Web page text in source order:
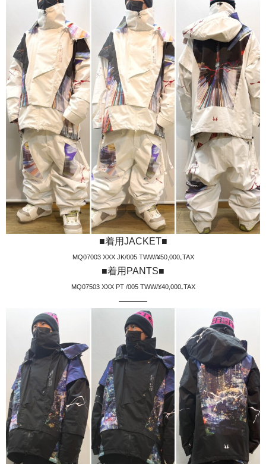
■着用JACKET■
MQ07003 XXX JK/005 TWW/¥50,000₊TAX
■着用PANTS■
MQ07503 XXX PT /005 TWW/¥40,000₊TAX
———